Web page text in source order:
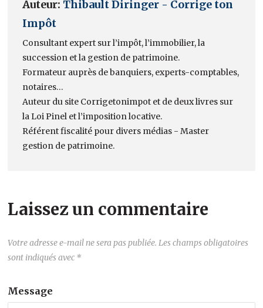
Auteur: Thibault Diringer - Corrige ton
Impôt
Consultant expert sur l’impôt, l’immobilier, la
succession et la gestion de patrimoine.
Formateur auprès de banquiers, experts-comptables,
notaires…
Auteur du site Corrigetonimpot et de deux livres sur
la Loi Pinel et l’imposition locative.
Référent fiscalité pour divers médias - Master
gestion de patrimoine.
Laissez un commentaire
Votre adresse e-mail ne sera pas publiée. Les champs obligatoires
sont indiqués avec *
Message